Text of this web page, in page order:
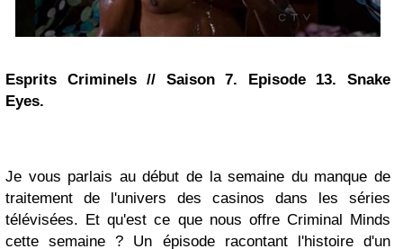
Esprits Criminels // Saison 7. Episode 13. Snake
Eyes.
Je vous parlais au début de la semaine du manque de
traitement de l'univers des casinos dans les séries
télévisées. Et qu'est ce que nous offre Criminal Minds
cette semaine ? Un épisode racontant l'histoire d'un